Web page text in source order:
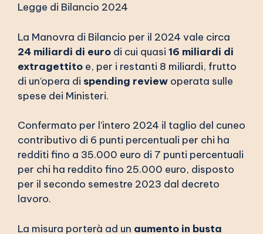
Legge di Bilancio 2024
La Manovra di Bilancio per il 2024 vale circa
24 miliardi di euro di cui quasi 16 miliardi di
extragettito e, per i restanti 8 miliardi, frutto
di un’opera di spending review operata sulle
spese dei Ministeri.
Confermato per l’intero 2024 il taglio del cuneo
contributivo di 6 punti percentuali per chi ha
redditi fino a 35.000 euro di 7 punti percentuali
per chi ha reddito fino 25.000 euro, disposto
per il secondo semestre 2023 dal decreto
lavoro.
La misura porterà ad un aumento in busta